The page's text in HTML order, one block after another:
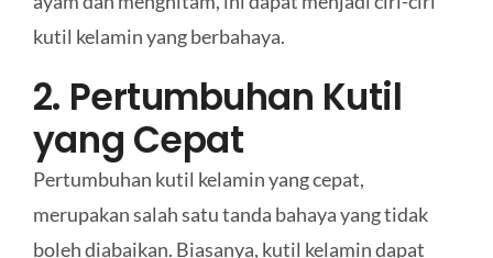
kutil kelamin yang berbahaya.
2. Pertumbuhan Kutil
yang Cepat
Pertumbuhan kutil kelamin yang cepat,
merupakan salah satu tanda bahaya yang tidak
boleh diabaikan. Biasanya, kutil kelamin dapat